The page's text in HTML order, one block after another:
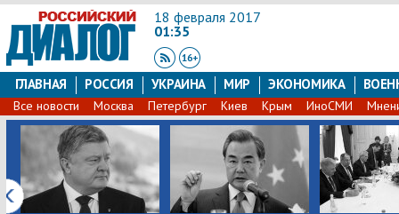
18 февраля 2017
01:35
ГЛАВНАЯ РОССИЯ УКРАИНА МИР ЭКОНОМИКА
Все новости Москва Петербург Киев Крым ИноСМИ